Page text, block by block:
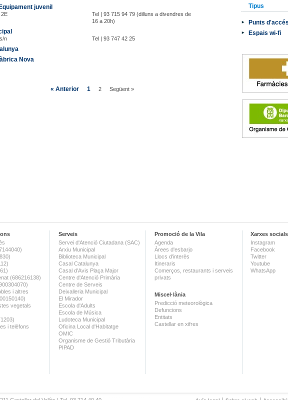
juvenil
2E
Tel | 93 715 94 79 (dilluns a divendres de
16 a 20h)
n Tel | 93 747 42 25
Nova
« Anterior 1 2 Següent »
Tipus
Punts
Espais wi-fi
(686216138)
i altres
vegetals
i telèfons
Serveis
Servei d'Atenció Ciutadana (SAC)
Arxiu Municipal
Biblioteca Municipal
Casal Catalunya
Casal d'Avis Plaça Major
Centre d'Atenció Primària
Centre de Serveis
Deixalleria Municipal
El Mirador
Escola d'Adults
Escola de Música
Ludoteca Municipal
Oficina Local d'Habitatge
OMIC
Organisme de Gestió Tributària
PIPAD
Promoció de la Vila
Agenda
Àrees d'esbarjo
Llocs d'interès
Itineraris
Comerços, restaurants i serveis
privats
Miscel·lània
Predicció meteorològica
Defuncions
Entitats
Castellar en xifres
Xarxes socials
Instagram
Facebook
Twitter
Youtube
WhatsApp